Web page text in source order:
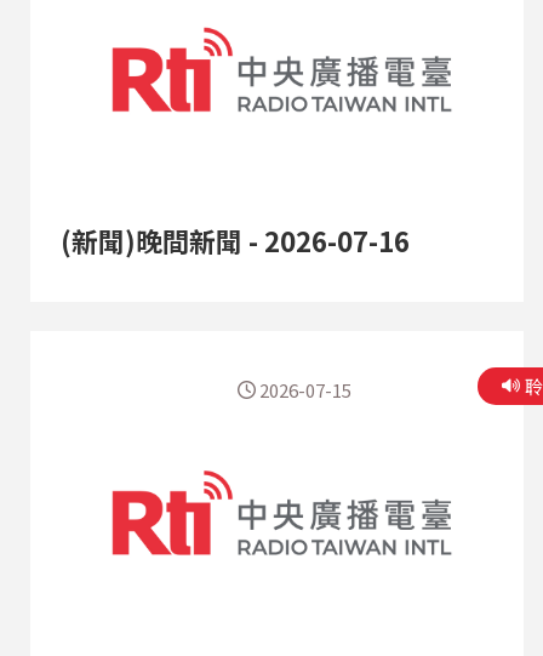
(新聞)晚間新聞 - 2026-07-16
2026-07-15